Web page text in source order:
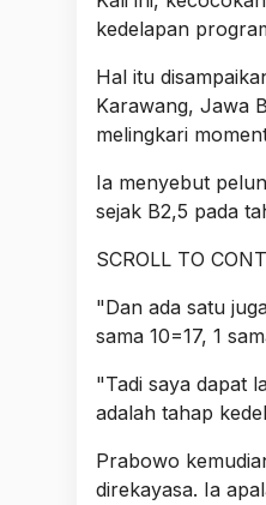
kedelapan
Hal itu
Karawang, Jawa
melingkari
Ia menyebut
sejak B2,5 pada
SCROLL TO
"Dan ada satu
sama 10=17, 1
"Tadi saya dapat
adalah tahap
Prabowo
direkayasa. Ia